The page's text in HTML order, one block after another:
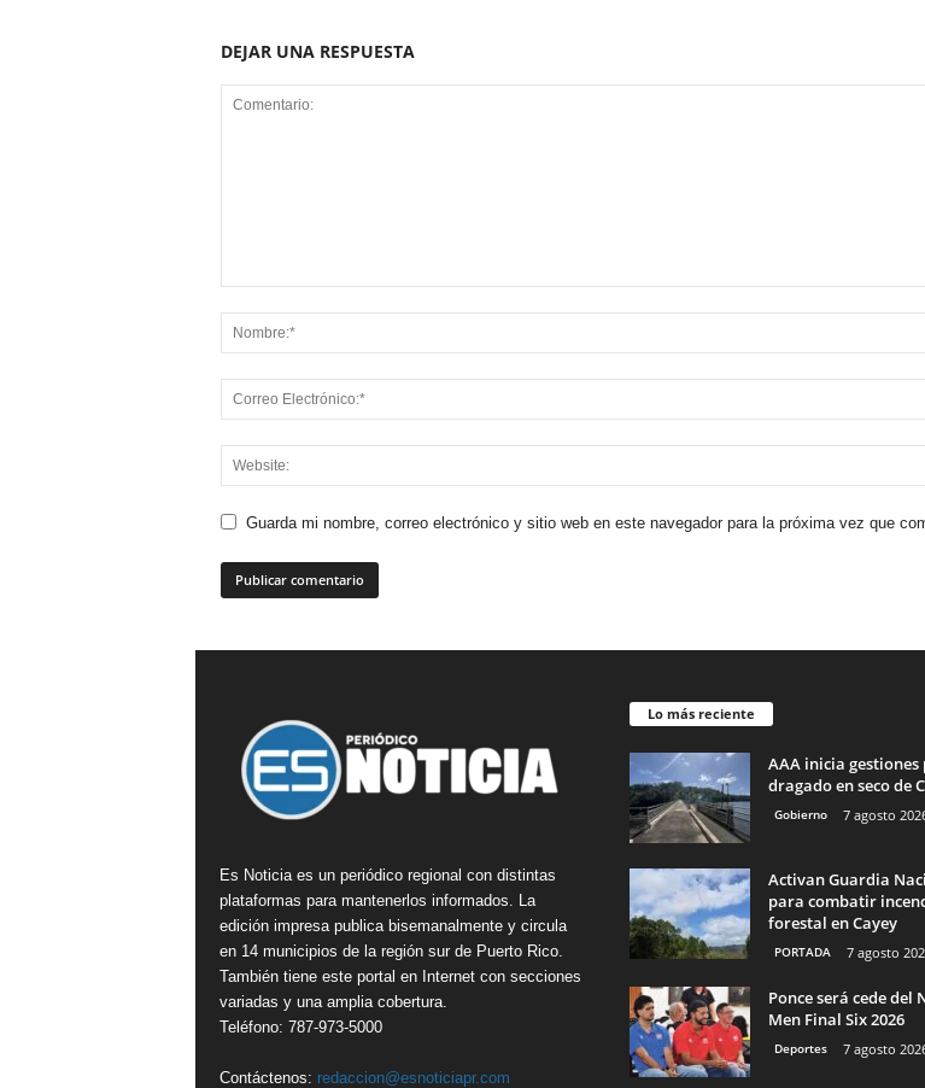
DEJAR UNA RESPUESTA
Guarda mi nombre, correo electrónico y sitio web en este navegador para la próxima vez que
Es Noticia es un periódico regional con distintas
plataformas para mantenerlos informados. La
edición impresa publica bisemanalmente y circula
en 14 municipios de la región sur de Puerto Rico.
También tiene este portal en Internet con secciones
variadas y una amplia cobertura.
Teléfono: 787-973-5000
Contáctenos: redaccion@esnoticiapr.com
Lo más reciente
AAA inicia gestiones
dragado en seco de
Gobierno 7 agosto
Activan Guardia
para combatir
forestal en Cayey
PORTADA 7 agosto
Ponce será cede del
Men Final Six 2026
Deportes 7 agosto